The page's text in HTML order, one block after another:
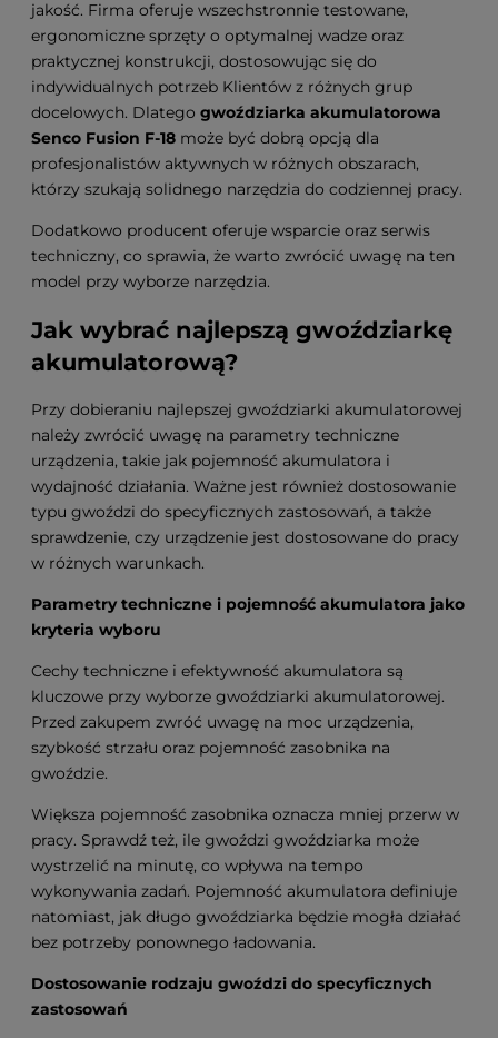
jakość. Firma oferuje wszechstronnie testowane,
ergonomiczne sprzęty o optymalnej wadze oraz
praktycznej konstrukcji, dostosowując się do
indywidualnych potrzeb Klientów z różnych grup
docelowych. Dlatego gwoździarka akumulatorowa
Senco Fusion F-18 może być dobrą opcją dla
profesjonalistów aktywnych w różnych obszarach,
którzy szukają solidnego narzędzia do codziennej pracy.
Dodatkowo producent oferuje wsparcie oraz serwis
techniczny, co sprawia, że warto zwrócić uwagę na ten
model przy wyborze narzędzia.
Jak wybrać najlepszą gwoździarkę
akumulatorową?
Przy dobieraniu najlepszej gwoździarki akumulatorowej
należy zwrócić uwagę na parametry techniczne
urządzenia, takie jak pojemność akumulatora i
wydajność działania. Ważne jest również dostosowanie
typu gwoździ do specyficznych zastosowań, a także
sprawdzenie, czy urządzenie jest dostosowane do pracy
w różnych warunkach.
Parametry techniczne i pojemność akumulatora jako
kryteria wyboru
Cechy techniczne i efektywność akumulatora są
kluczowe przy wyborze gwoździarki akumulatorowej.
Przed zakupem zwróć uwagę na moc urządzenia,
szybkość strzału oraz pojemność zasobnika na
gwoździe.
Większa pojemność zasobnika oznacza mniej przerw w
pracy. Sprawdź też, ile gwoździ gwoździarka może
wystrzelić na minutę, co wpływa na tempo
wykonywania zadań. Pojemność akumulatora definiuje
natomiast, jak długo gwoździarka będzie mogła działać
bez potrzeby ponownego ładowania.
Dostosowanie rodzaju gwoździ do specyficznych
zastosowań